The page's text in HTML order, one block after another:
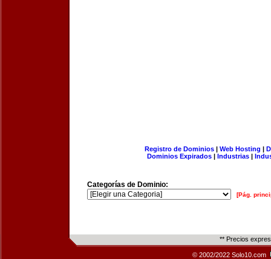
Registro de Dominios| Web Hosting |
Dominios Expirados | Industrias |
Categorías de Dominio:
[Pág.
** Precios
© 2002/2022 Solo10.com